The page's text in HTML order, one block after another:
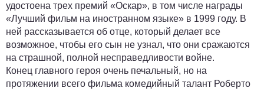
удостоена трех премий «Оскар», в том числе награды
«Лучший фильм на иностранном языке» в 1999 году. В
ней рассказывается об отце, который делает все
возможное, чтобы его сын не узнал, что они сражаются
на страшной, полной несправедливости войне.
Конец главного героя очень печальный, но на
протяжении всего фильма комедийный талант Роберто